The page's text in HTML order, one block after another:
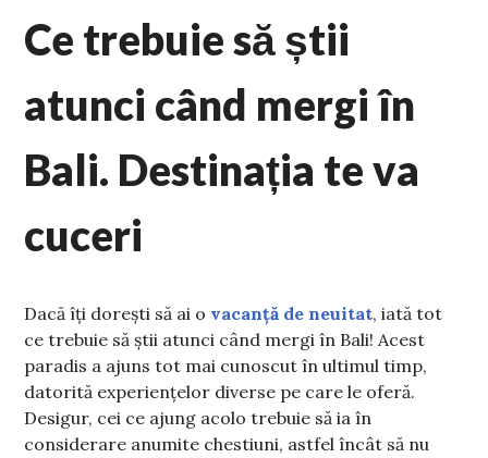
Ce trebuie să știi
atunci când mergi în
Bali. Destinația te va
cuceri
Dacă îți dorești să ai o vacanță de neuitat, iată tot
ce trebuie să știi atunci când mergi în Bali! Acest
paradis a ajuns tot mai cunoscut în ultimul timp,
datorită experiențelor diverse pe care le oferă.
Desigur, cei ce ajung acolo trebuie să ia în
considerare anumite chestiuni, astfel încât să nu